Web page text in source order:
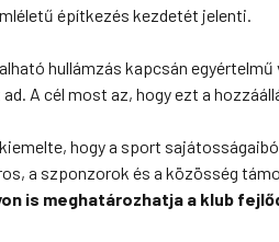
építkezés kezdetét jelenti.
hullámzás kapcsán
A cél most az, hogy ezt a
hogy a sport
a szponzorok és a közösség
is meghatározhatja a klub